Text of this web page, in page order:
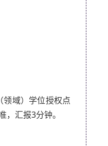
域）学位授权点
汇报3分钟。